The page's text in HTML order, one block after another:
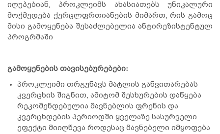
იღუპებიან, პროკლეიმს ახასიათებს უნიკალური
მოქმედება ქერცლფრთიანების მიმართ, რის გამოც
მისი გამოყენება შესაძლებელია ანტირეზისტენტულ
პროგრმაში
გამოყენების თავისებურებები:
პროკლეიმი თრგუნავს მატლის განვითარებას
კვერცხის შიგნით, ამიტომ შესხურების დაწყება
რეკომენდებულია მავნებლის ფრენის და
კვერცხდების პერიოდში ყველაზე სასურველი
ეფექტი მიიღწევა როდესაც მავნებელი იმყოფება